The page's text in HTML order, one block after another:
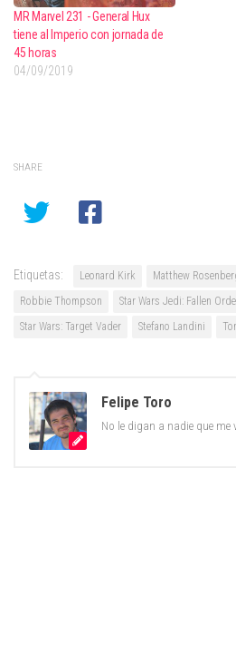
MR Marvel 231 - General Hux
tiene al Imperio con jornada de
45 horas
04/09/2019
SHARE
Etiquetas: Leonard Kirk Matthew
Robbie Thompson
Star Wars Jedi: Fallen
Star Wars: Target Vader
Stefano Landini
Felipe Toro
No le digan a nadie que me